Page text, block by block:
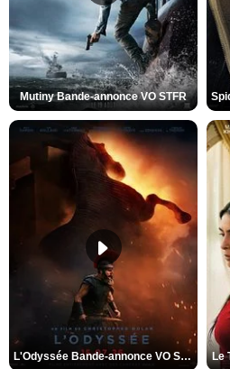
Mutiny Bande-annonce VO STFR
L'Odyssée Bande-annonce VO STFR Le